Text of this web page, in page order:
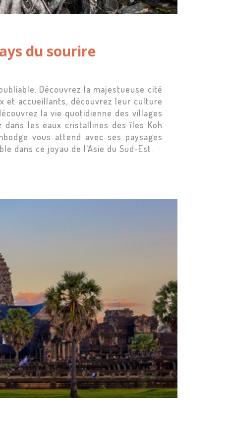
du sourire
Découvrez la majestueuse cité
et accueillants, découvrez leur culture
la vie quotidienne des villages
les eaux cristallines des îles Koh
vous attend avec ses paysages
dans ce joyau de l'Asie du Sud-Est.